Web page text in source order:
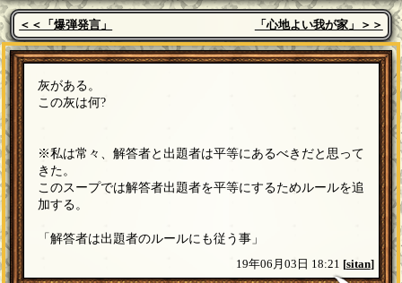
＜＜「爆弾発言」 「心地よい我が家」＞＞
灰がある。
この灰は何?
※私は常々、解答者と出題者は平等にあるべきだと思って
きた。
このスープでは解答者出題者を平等にするためルールを追
加する。
「解答者は出題者のルールにも従う事」
19年06月03日 18:21 [sitan]